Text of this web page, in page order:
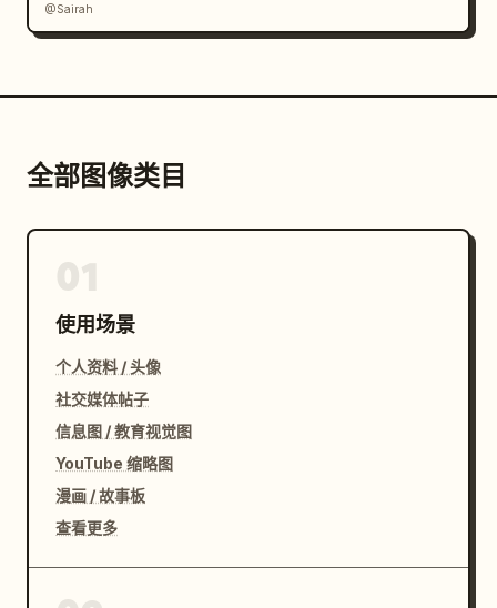
@Sairah
全部图像类目
使用场景
个人资料 / 头像
社交媒体帖子
信息图 / 教育视觉图
YouTube 缩略图
漫画 / 故事板
查看更多